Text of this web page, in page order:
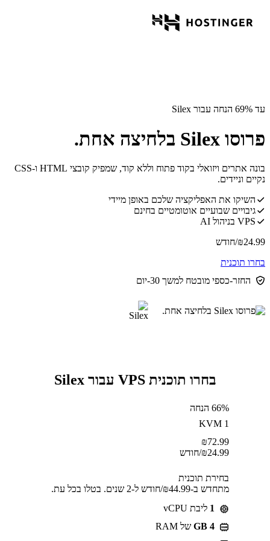
עד 69% הנחה עבור Silex
פרוסו Silex בלחיצה אחת.
בונה אתרים ויזואלי בקוד פתוח וללא קוד, שמפיק קובצי HTML ו-CSS
נקיים וניידים.
השיקו את האפליקציה שלכם באופן מיידי
גיבויים שבועיים אוטומטיים בחינם
VPS בניהול AI
24.99
₪/חודש
בחרו תוכנית
החזר-כספי מובטח למשך 30-יום
בחרו תוכנית VPS עבור Silex
66% הנחה
KVM 1
72.99
₪
24.99
₪/חודש
בחירת תוכנית
מתחדש ב-⁦44.99⁩₪/חודש ל-2 שנים. בטלו בכל עת.
1 ליבת vCPU
GB 4 של RAM